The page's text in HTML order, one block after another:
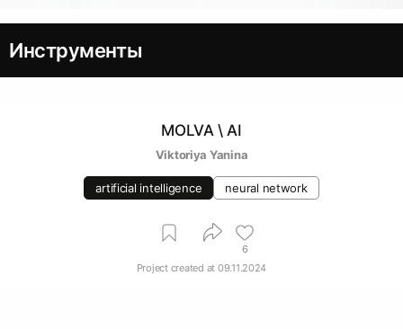
Инструменты
MOLVA \ AI
Viktoriya Yanina
artificial intelligence neural network
6
Project created at 09.11.2024